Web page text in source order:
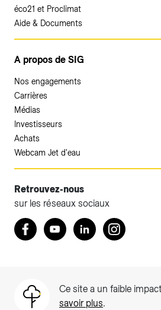
éco21 et Proclimat
Aide & Documents
A propos de SIG
Nos engagements
Carrières
Médias
Investisseurs
Achats
Webcam Jet d'eau
Retrouvez-nous
sur les réseaux sociaux
Retrouvez nous sur Facebook
YoutubeLinkedInInstagram
Ce site a un faible
savoir plus.